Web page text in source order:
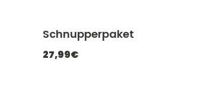
-20% mit CATCHEF20
Schnupperpaket
27,99€